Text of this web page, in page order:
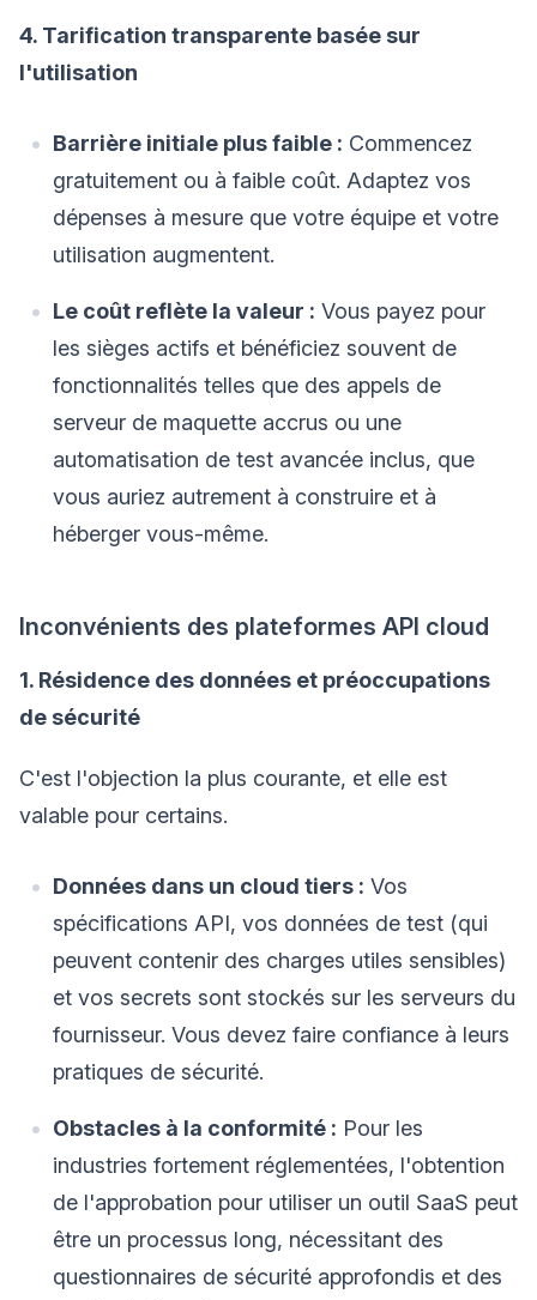
4. Tarification transparente basée sur
l'utilisation
Barrière initiale plus faible : Commencez
gratuitement ou à faible coût. Adaptez vos
dépenses à mesure que votre équipe et votre
utilisation augmentent.
Le coût reflète la valeur : Vous payez pour
les sièges actifs et bénéficiez souvent de
fonctionnalités telles que des appels de
serveur de maquette accrus ou une
automatisation de test avancée inclus, que
vous auriez autrement à construire et à
héberger vous-même.
Inconvénients des plateformes API cloud
1. Résidence des données et préoccupations
de sécurité
C'est l'objection la plus courante, et elle est
valable pour certains.
Données dans un cloud tiers : Vos
spécifications API, vos données de test (qui
peuvent contenir des charges utiles sensibles)
et vos secrets sont stockés sur les serveurs du
fournisseur. Vous devez faire confiance à leurs
pratiques de sécurité.
Obstacles à la conformité : Pour les
industries fortement réglementées, l'obtention
de l'approbation pour utiliser un outil SaaS peut
être un processus long, nécessitant des
questionnaires de sécurité approfondis et des